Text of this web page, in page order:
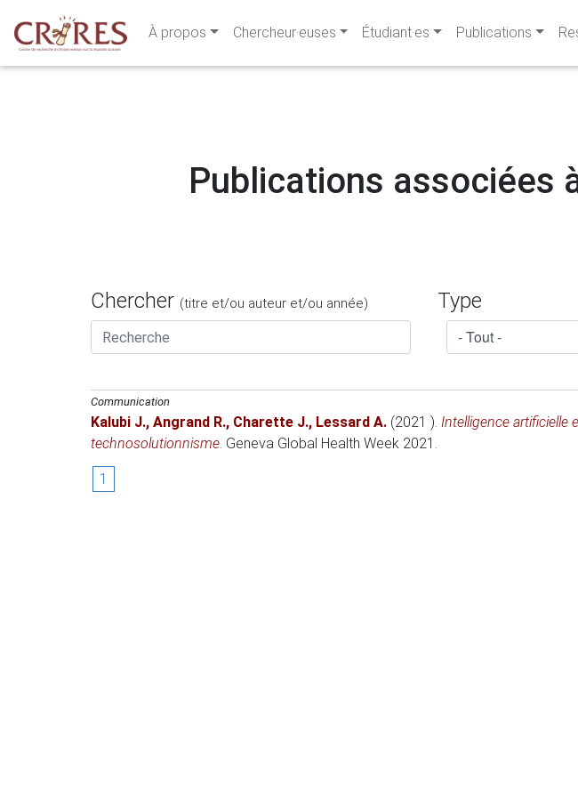
À propos Chercheur·euses Étudiant·es Publications
Publications associées
Chercher (titre et/ou auteur et/ou année) Type
Communication
Kalubi J., Angrand R., Charette J., Lessard A. (2021 ). Intelligence artificielle
technosolutionnisme. Geneva Global Health Week 2021 .
1